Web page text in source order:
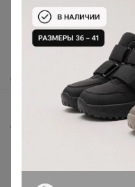
Как здесь все устроено?
Как сделать заказ?
Доставка
Торговые марки
В наличии